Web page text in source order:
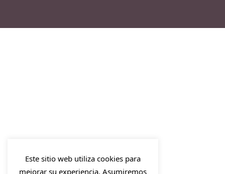
Este sitio web utiliza cookies para
mejorar su experiencia. Asumiremos